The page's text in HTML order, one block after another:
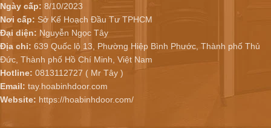
Ngày cấp: 8/10/2023
Nơi cấp: Sở Kế Hoạch Đầu Tư TPHCM
Đại diện: Nguyễn Ngọc Tây
Địa chỉ: 639 Quốc lộ 13, Phường Hiệp Bình Phước, Thành phố Thủ
Đức, Thành phố Hồ Chí Minh, Việt Nam
Hotline: 0813112727 ( Mr Tây )
Email: tay.hoabinhdoor.com
Website: https://hoabinhdoor.com/